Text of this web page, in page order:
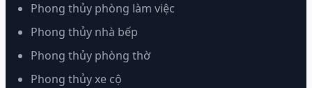
Phong thủy phòng làm việc
Phong thủy nhà bếp
Phong thủy phòng thờ
Phong thủy xe cộ